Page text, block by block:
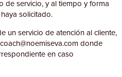
de servicio, y al tiempo y forma
solicitado.
un servicio de atención al cliente,
donde
en caso